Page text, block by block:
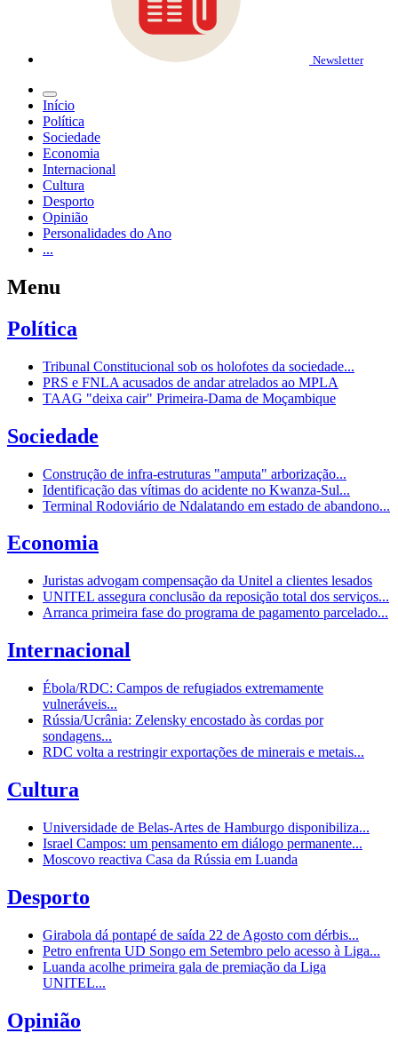
Newsletter
Início
Política
Sociedade
Economia
Internacional
Cultura
Desporto
Opinião
Personalidades do Ano
...
Menu
Política
Tribunal Constitucional sob os holofotes da sociedade...
PRS e FNLA acusados de andar atrelados ao MPLA
TAAG "deixa cair" Primeira-Dama de Moçambique
Sociedade
Construção de infra-estruturas "amputa" arborização...
Identificação das vítimas do acidente no Kwanza-Sul...
Terminal Rodoviário de Ndalatando em estado de abandono...
Economia
Juristas advogam compensação da Unitel a clientes lesados
UNITEL assegura conclusão da reposição total dos serviços...
Arranca primeira fase do programa de pagamento parcelado...
Internacional
Ébola/RDC: Campos de refugiados extremamente
vulneráveis...
Rússia/Ucrânia: Zelensky encostado às cordas por
sondagens...
RDC volta a restringir exportações de minerais e metais...
Cultura
Universidade de Belas-Artes de Hamburgo disponibiliza...
Israel Campos: um pensamento em diálogo permanente...
Moscovo reactiva Casa da Rússia em Luanda
Desporto
Girabola dá pontapé de saída 22 de Agosto com dérbis...
Petro enfrenta UD Songo em Setembro pelo acesso à Liga...
Luanda acolhe primeira gala de premiação da Liga
UNITEL...
Opinião